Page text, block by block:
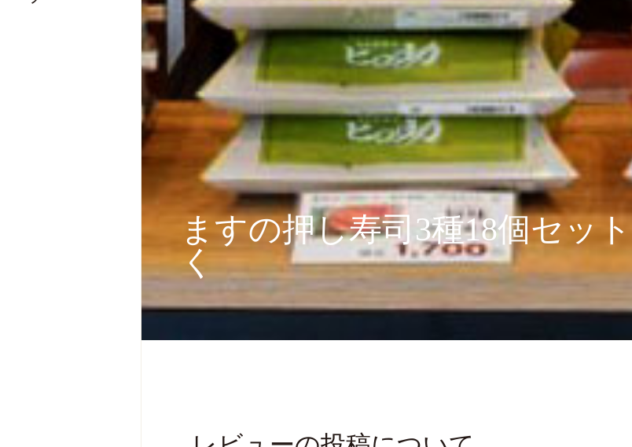
ますの押し寿司3種18個セッ
く